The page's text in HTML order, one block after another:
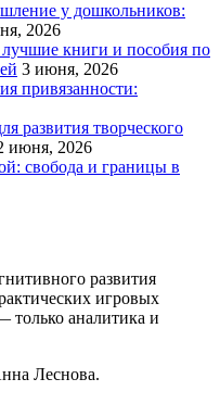
у дошкольников:
2026
книги и пособия по
3 июня, 2026
привязанности:
развития творческого
июня, 2026
свобода и границы в
развития
игровых
только аналитика и
Леснова.